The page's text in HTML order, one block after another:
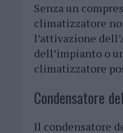
Senza un
climatizzatore
l’attivazione
dell’impianto o
climatizzatore
Condensatore
Il condensatore